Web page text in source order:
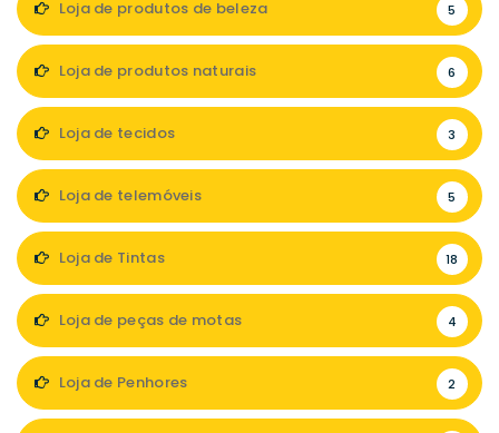
Loja de produtos de beleza 5
Loja de produtos naturais 6
Loja de tecidos 3
Loja de telemóveis 5
Loja de Tintas 18
Loja de peças de motas 4
Loja de Penhores 2